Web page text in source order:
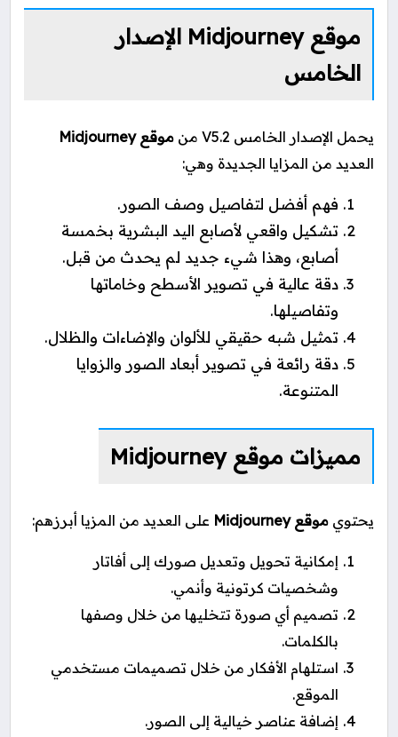
موقع Midjourney الإصدار
الخامس
يحمل الإصدار الخامس V5.2 من
موقع Midjourney
العديد من المزايا الجديدة وهي:
فهم أفضل لتفاصيل وصف الصور.
تشكيل واقعي لأصابع اليد البشرية بخمسة
أصابع، وهذا شيء جديد لم يحدث من قبل.
دقة عالية في تصوير الأسطح وخاماتها
وتفاصيلها.
تمثيل شبه حقيقي للألوان والإضاءات والظلال.
دقة رائعة في تصوير أبعاد الصور والزوايا
المتنوعة.
مميزات موقع Midjourney
يحتويموقع Midjourney على العديد من المزيا أبرزهم:
إمكانية تحويل وتعديل صورك إلى أفاتار
وشخصيات كرتونية وأنمي.
تصميم أي صورة تتخليها من خلال وصفها
بالكلمات.
استلهام الأفكار من خلال تصميمات مستخدمي
الموقع.
إضافة عناصر خيالية إلى الصور.